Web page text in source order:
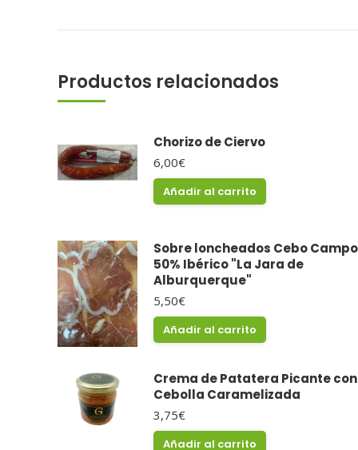
Productos relacionados
Chorizo de Ciervo
6,00€
Añadir al carrito
Sobre loncheados Cebo Campo
50% Ibérico "La Jara de
Alburquerque"
5,50€
Añadir al carrito
Crema de Patatera Picante con
Cebolla Caramelizada
3,75€
Añadir al carrito